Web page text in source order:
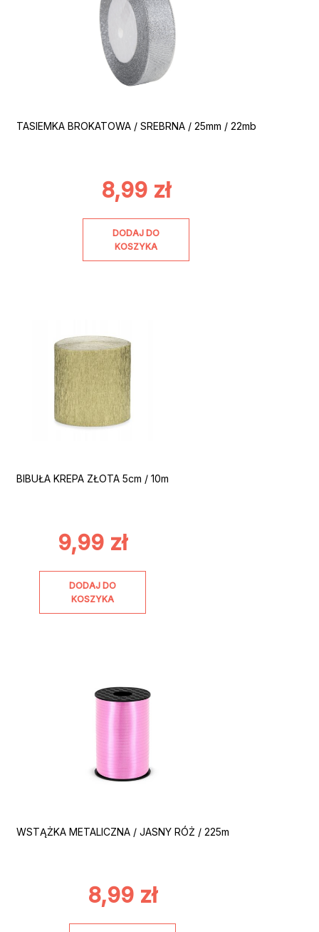
TASIEMKA BROKATOWA / SREBRNA / 25mm / 22mb
8,99 zł
DODAJ DO
KOSZYKA
BIBUŁA KREPA ZŁOTA 5cm / 10m
9,99 zł
DODAJ DO
KOSZYKA
WSTĄŻKA METALICZNA / JASNY RÓŻ / 225m
8,99 zł